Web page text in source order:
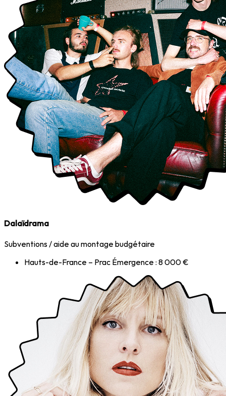
Dalaïdrama
Subventions / aide au montage budgétaire
Hauts-de-France – Prac Émergence : 8 000 €